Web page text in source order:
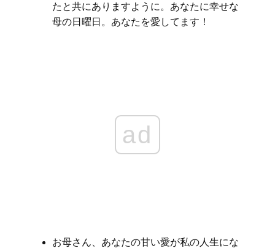
たと共にありますように。あなたに幸せな
母の日曜日。あなたを愛してます！
ad
お母さん、あなたの甘い愛が私の人生にな